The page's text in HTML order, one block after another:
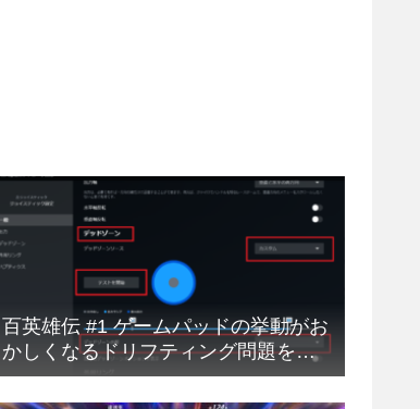
百英雄伝 #1 ゲームパッドの挙動がお
かしくなるドリフティング問題を解
決する方法